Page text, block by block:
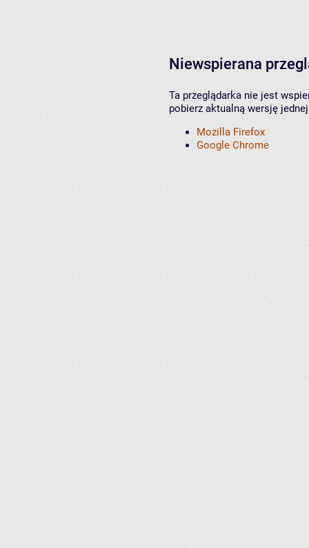
Niewspierana
Ta przeglądarka nie jest
pobierz aktualną wersję
Mozilla Firefox
Google Chrome